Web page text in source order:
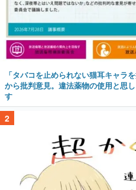
「タバコを止められない猫耳キャラ
から批判意見。違法薬物の使用と思
す
2